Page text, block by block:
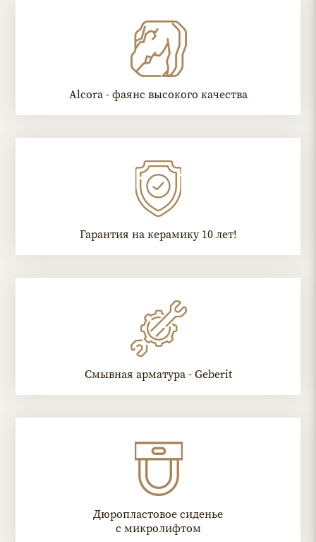
Alcora - фаянс высокого качества
Гарантия на керамику 10 лет!
Смывная арматура - Geberit
Дюропластовое сиденье
с микролифтом